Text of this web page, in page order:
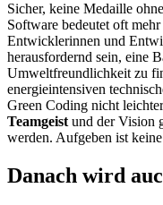
Sicher, keine Medaille
Software bedeutet oft mehr
Entwicklerinnen und
herausfordernd sein, eine
Umweltfreundlichkeit zu
energieintensiven
Green Coding nicht
Teamgeist und der Vision
werden. Aufgeben ist
Danach wird